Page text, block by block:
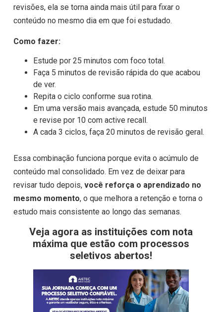
revisões, ela se torna ainda mais útil para fixar o
conteúdo no mesmo dia em que foi estudado.
Como fazer:
Estude por 25 minutos com foco total.
Faça 5 minutos de revisão rápida do que acabou
de ver.
Repita o ciclo conforme sua rotina.
Em uma versão mais avançada, estude 50 minutos
e revise por 10 com active recall.
A cada 3 ciclos, faça 20 minutos de revisão geral.
Essa combinação funciona porque evita o acúmulo de
conteúdo mal consolidado. Em vez de deixar para
revisar tudo depois, você reforça o aprendizado no
mesmo momento, o que melhora a retenção e torna o
estudo mais consistente ao longo das semanas.
Veja agora as instituições com nota
máxima que estão com processos
seletivos abertos!